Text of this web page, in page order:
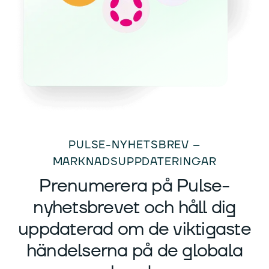
PULSE-NYHETSBREV –
MARKNADSUPPDATERINGAR
Prenumerera på Pulse-
nyhetsbrevet och håll dig
uppdaterad om de viktigaste
händelserna på de globala